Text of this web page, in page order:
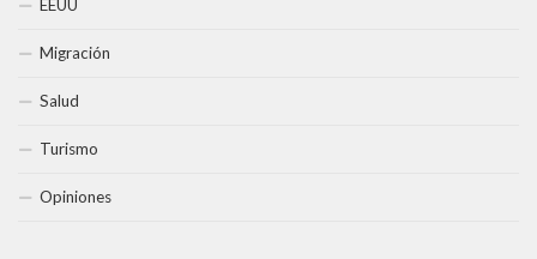
EEUU
Migración
Salud
Turismo
Opiniones